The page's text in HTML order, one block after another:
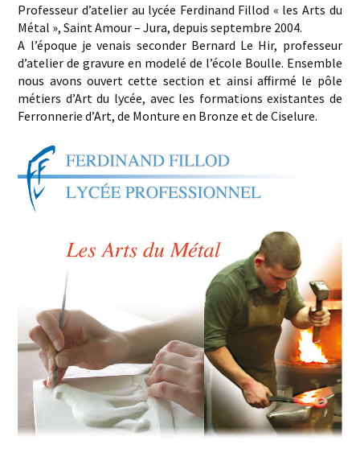
Professeur d’atelier au lycée Ferdinand Fillod « les Arts du
Métal », Saint Amour – Jura, depuis septembre 2004.
A l’époque je venais seconder Bernard Le Hir, professeur
d’atelier de gravure en modelé de l’école Boulle. Ensemble
nous avons ouvert cette section et ainsi affirmé le pôle
métiers d’Art du lycée, avec les formations existantes de
Ferronnerie d’Art, de Monture en Bronze et de Ciselure.